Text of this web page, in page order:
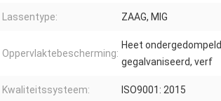
Lassentype: ZAAG, MIG
Oppervlaktebescherming:
Heet ondergedompeld
gegalvaniseerd, verf
Kwaliteitssysteem: ISO9001: 2015